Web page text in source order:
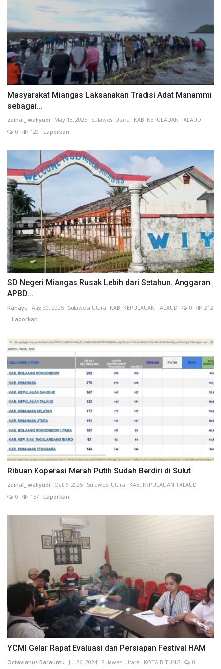
Masyarakat Miangas Laksanakan Tradisi Adat Manammi
sebagai...
zainal_ wahyudi May 13, 2025 Sulawesi Utara
KAB. KEPULAUAN TALAUD
0
122 Laporkan
SD Negeri Miangas Rusak Lebih dari Setahun. Anggaran
APBD...
Rahayu Aug 30, 2025 Sulawesi Utara KAB. KEPULAUAN TALAUD 0
212
Laporkan
Ribuan Koperasi Merah Putih Sudah Berdiri di Sulut
zainal_ wahyudi Oct 6, 2025 Sulawesi Utara
KAB. KEPULAUAN TALAUD
0
157 Laporkan
YCMI Gelar Rapat Evaluasi dan Persiapan Festival HAM
Octavianus Barauntu Jul 26, 2024 Sulawesi Utara KOTA BITUNG
0